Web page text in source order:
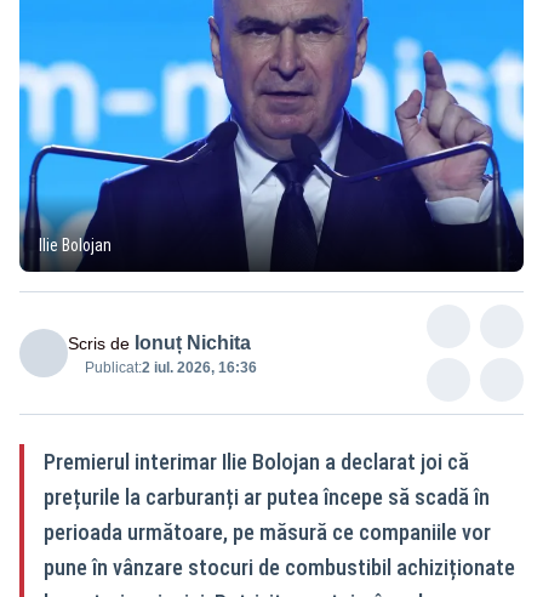
Ilie Bolojan
Scris de Ionuț Nichita
Publicat:2 iul. 2026, 16:36
Premierul interimar Ilie Bolojan a declarat joi că
prețurile la carburanți ar putea începe să scadă în
perioada următoare, pe măsură ce companiile vor
pune în vânzare stocuri de combustibil achiziționate